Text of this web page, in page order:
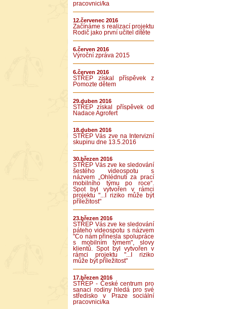
pracovnici/ka
12.červenec 2016
Začínáme s realizací projektu
Rodič jako první učitel dítěte
6.červen 2016
Výroční zpráva 2015
6.červen 2016
STŘEP získal příspěvek z
Pomozte dětem
29.duben 2016
STŘEP získal příspěvek od
Nadace Agrofert
18.duben 2016
STŘEP Vás zve na Intervizní
skupinu dne 13.5.2016
30.březen 2016
STŘEP Vás zve ke sledování
šestého videospotu s
názvem „Ohlédnutí za prací
mobilního týmu po roce“.
Spot byl vytvořen v rámci
projektu "...I riziko může být
příležitost"
23.březen 2016
STŘEP Vás zve ke sledování
páteho videospotu s názvem
"Co nám přinesla spolupráce
s mobilním týmem", slovy
klientů. Spot byl vytvořen v
rámci projektu "...I riziko
může být příležitost"
17.březen 2016
STŘEP - České centrum pro
sanaci rodiny hledá pro své
středisko v Praze sociální
pracovnici/ka